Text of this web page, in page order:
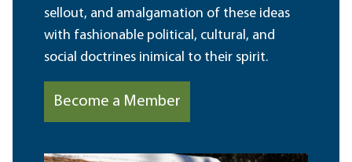
sellout, and amalgamation of these ideas
with fashionable political, cultural, and
social doctrines inimical to their spirit.
Become a Member